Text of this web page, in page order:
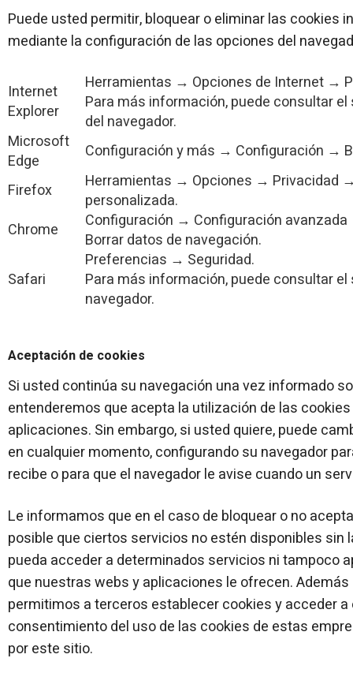
Puede usted permitir, bloquear o eliminar las cookies
mediante la configuración de las opciones del
Internet
Explorer
Herramientas → Opciones de Internet →
Para más información, puede consultar
del navegador.
Microsoft
Edge
Configuración y más → Configuración →
Firefox
Herramientas → Opciones → Privacidad
personalizada.
Chrome
Configuración → Configuración
Borrar datos de navegación.
Safari
Preferencias → Seguridad.
Para más información, puede consultar el
navegador.
Aceptación de cookies
Si usted continúa su navegación una vez informado
entenderemos que acepta la utilización de las
aplicaciones. Sin embargo, si usted quiere, puede
en cualquier momento, configurando su navegador
recibe o para que el navegador le avise cuando un
Le informamos que en el caso de bloquear o no
posible que ciertos servicios no estén disponibles sin
pueda acceder a determinados servicios ni tampoco
que nuestras webs y aplicaciones le ofrecen.
permitimos a terceros establecer cookies y acceder a
consentimiento del uso de las cookies de estas
por este sitio.